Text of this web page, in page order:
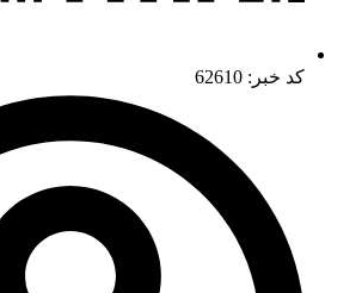
کد خبر: 62610